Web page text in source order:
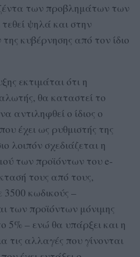
των προβλημάτων των
ψηλά και στην
κυβέρνησης από τον ίδιο
εκτιμάται ότι η
θα καταστεί το
αντιληφθεί ο ίδιος ο
έχει ως ρυθμιστής της
λοιπόν σχεδιάζεται η
των προϊόντων του e-
τους από τους,
3500 κωδικούς –
των προϊόντων μόνιμης
5% – ενώ θα υπάρξει και η
τις αλλαγές που γίνονται